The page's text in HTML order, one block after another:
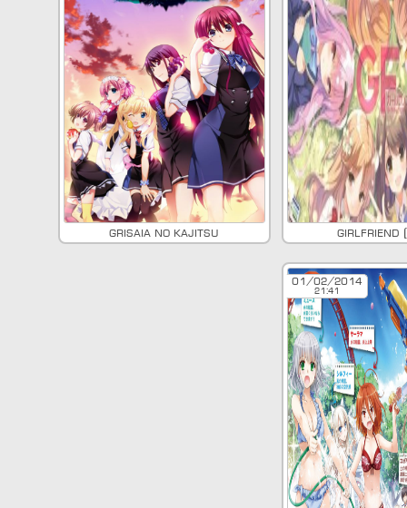
Grisaia no Kajitsu Girlfriend
01/02/2014
21:41